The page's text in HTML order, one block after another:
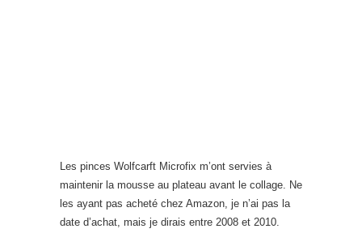
Les pinces Wolfcarft Microfix m’ont servies à
maintenir la mousse au plateau avant le collage. Ne
les ayant pas acheté chez Amazon, je n’ai pas la
date d’achat, mais je dirais entre 2008 et 2010.